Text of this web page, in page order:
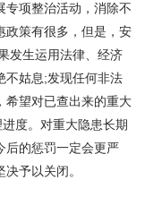
专项整治活动，消除不
政策有很多，但是，安
发生运用法律、经济
不姑息;发现任何非法
希望对已查出来的重大
度。对重大隐患长期
后的惩罚一定会更严
予以关闭。